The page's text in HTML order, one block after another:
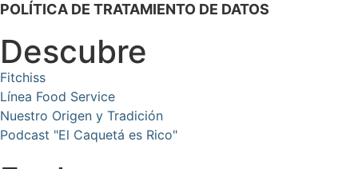
POLÍTICA DE TRATAMIENTO DE DATOS
Descubre
Fitchiss
Línea Food Service
Nuestro Origen y Tradición
Podcast "El Caquetá es Rico"